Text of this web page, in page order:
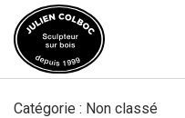
Catégorie : Non classé